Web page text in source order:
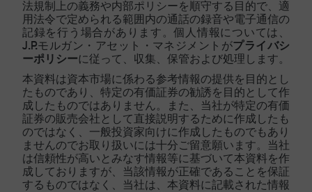
法規制上の義務や内部ポリシーを順守する目的で、適
用法令で定められる範囲内の通話の録音や電子通信の
記録を行う場合があります。個人情報については、
J.P.モルガン・アセット・マネジメントがプライバシ
ーポリシーに従って、収集、保管および処理します。
本資料は資本市場に係わる参考情報の提供を目的とし
たものであり、特定の有価証券の勧誘を目的として作
成したものではありません。また、当社が特定の有価
証券の販売会社として直接説明するために作成したも
のではなく、一般投資家向けに作成したものでもあり
ませんのでお取り扱いには十分ご留意願います。当社
は信頼性が高いとみなす情報等に基づいて本資料を作
成しておりますが、当該情報が正確であることを保証
するものではなく、当社は、本資料に記載された情報